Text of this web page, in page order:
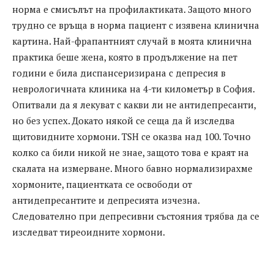
норма е смисълът на профилактиката. Защото много
трудно се връща в норма пациент с изявена клинична
картина. Най-фрапантният случай в моята клинична
практика беше жена, която в продължение на пет
години е била диспансеризирана с депресия в
неврологичната клиника на 4-ти километър в София.
Опитвали да я лекуват с какви ли не антидепресанти,
но без успех. Докато някой се сеща да й изследва
щитовидните хормони. ТSH се оказва над 100. Точно
колко са били никой не знае, защото това е краят на
скалата на измерване. Много бавно нормализирахме
хормоните, пациентката се освободи от
антидепресантите и депресията изчезна.
Следователно при депресивни състояния трябва да се
изследват тиреоидните хормони.